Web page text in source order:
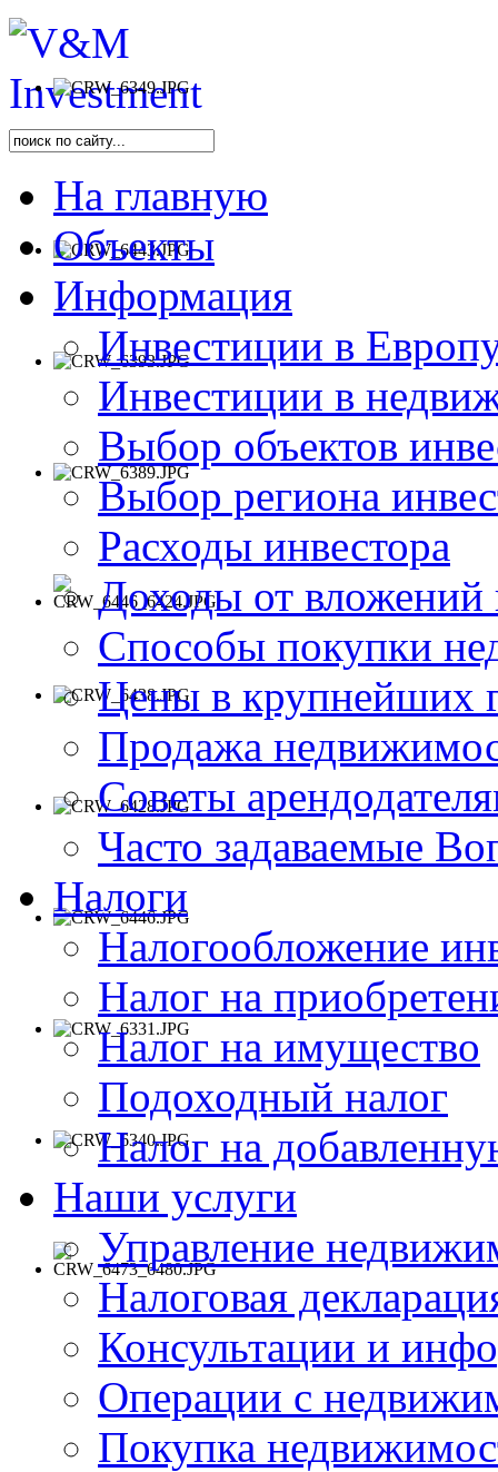
На главную
Объекты
Информация
Инвестиции в
Инвестиции в
Выбор объектов
Выбор региона
Расходы инвестора
Доходы от вложений
Способы покупки
Цены в крупнейших
Продажа
Советы
Часто задаваемые
Налоги
Налогообложение
Налог на
Налог на имущество
Подоходный налог
Налог на
Наши услуги
Управление
Налоговая
Консультации и
Операции с
Покупка